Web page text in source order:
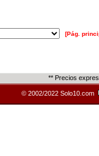
[Pág.
** Precios
© 2002/2022 Solo10.com